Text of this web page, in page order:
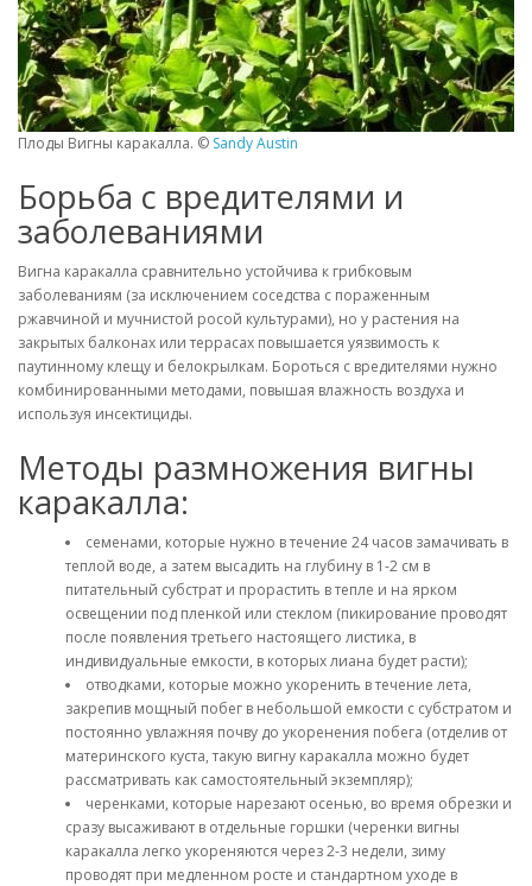
Плоды Вигны каракалла. © Sandy Austin
Борьба с вредителями и
заболеваниями
Вигна каракалла сравнительно устойчива к грибковым
заболеваниям (за исключением соседства с пораженным
ржавчиной и мучнистой росой культурами), но у растения на
закрытых балконах или террасах повышается уязвимость к
паутинному клещу и белокрылкам. Бороться с вредителями нужно
комбинированными методами, повышая влажность воздуха и
используя инсектициды.
Методы размножения вигны
каракалла:
семенами, которые нужно в течение 24 часов замачивать в
теплой воде, а затем высадить на глубину в 1-2 см в
питательный субстрат и прорастить в тепле и на ярком
освещении под пленкой или стеклом (пикирование проводят
после появления третьего настоящего листика, в
индивидуальные емкости, в которых лиана будет расти);
отводками, которые можно укоренить в течение лета,
закрепив мощный побег в небольшой емкости с субстратом и
постоянно увлажняя почву до укоренения побега (отделив от
материнского куста, такую вигну каракалла можно будет
рассматривать как самостоятельный экземпляр);
черенками, которые нарезают осенью, во время обрезки и
сразу высаживают в отдельные горшки (черенки вигны
каракалла легко укореняются через 2-3 недели, зиму
проводят при медленном росте и стандартном уходе в